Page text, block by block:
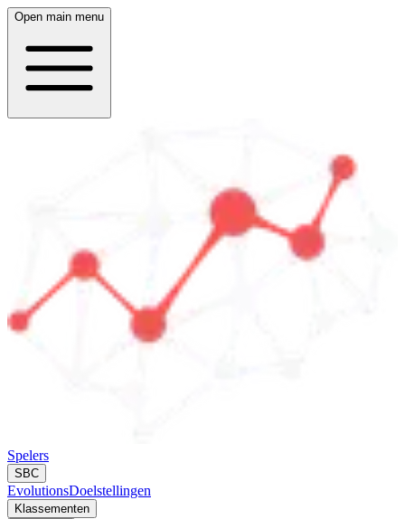
Open main menu
Spelers
SBC
EvolutionsDoelstellingen
Klassementen